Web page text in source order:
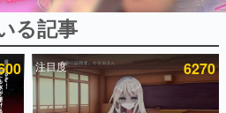
記事ランキング
る記事
注目度 6270